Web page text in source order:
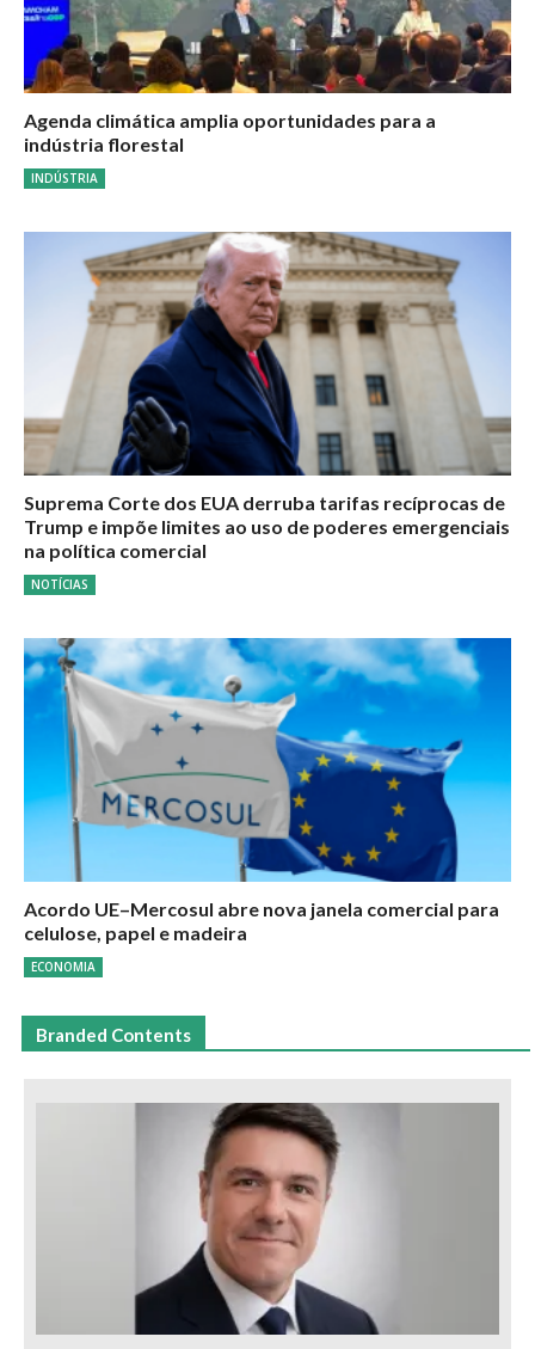
Agenda climática amplia oportunidades para a
indústria florestal
INDÚSTRIA
Suprema Corte dos EUA derruba tarifas recíprocas de
Trump e impõe limites ao uso de poderes emergenciais
na política comercial
NOTÍCIAS
Acordo UE–Mercosul abre nova janela comercial para
celulose, papel e madeira
ECONOMIA
Branded Contents